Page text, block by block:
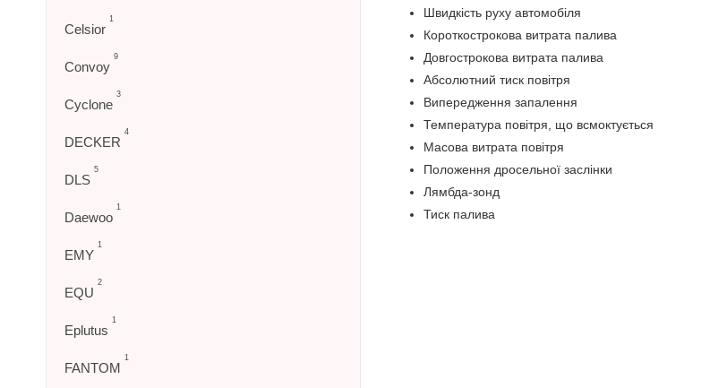
Швидкість руху автомобіля
Короткострокова витрата палива
Довгострокова витрата палива
Абсолютний тиск повітря
Випередження запалення
Температура повітря, що всмоктується
Масова витрата повітря
Положення дросельної заслінки
Лямбда-зонд
Тиск палива
Celsior
1
Convoy
9
Cyclone
3
DECKER
4
DLS
5
Daewoo
1
EMY
1
EQU
2
Eplutus
1
FANTOM
1